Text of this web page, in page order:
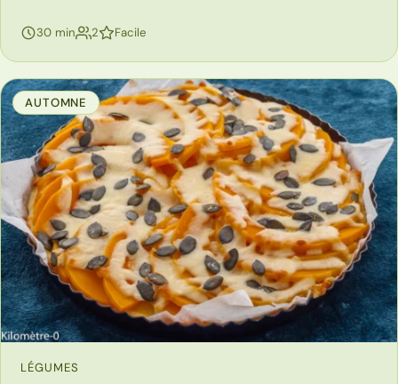
30 min 2personnes
Facile
AUTOMNE
LÉGUMES